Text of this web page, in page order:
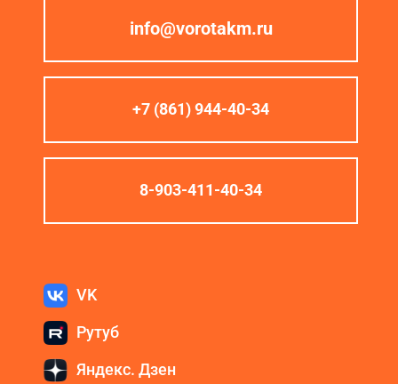
info@vorotakm.ru
+7 (861) 944-40-34
8-903-411-40-34
VK
Рутуб
Яндекс. Дзен